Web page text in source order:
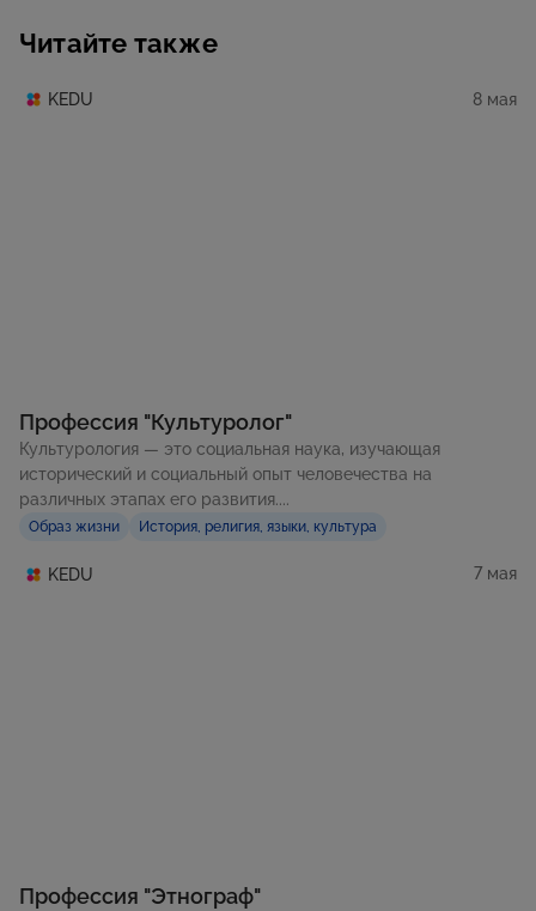
Читайте также
KEDU 8 мая
Профессия "Культуролог"
Культурология — это социальная наука, изучающая
исторический и социальный опыт человечества на
различных этапах его развития....
Образ жизни История, религия, языки, культура
KEDU 7 мая
Профессия "Этнограф"